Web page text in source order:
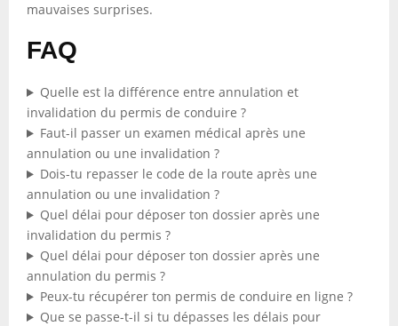
mauvaises surprises.
FAQ
Quelle est la différence entre annulation et
invalidation du permis de conduire ?
Faut-il passer un examen médical après une
annulation ou une invalidation ?
Dois-tu repasser le code de la route après une
annulation ou une invalidation ?
Quel délai pour déposer ton dossier après une
invalidation du permis ?
Quel délai pour déposer ton dossier après une
annulation du permis ?
Peux-tu récupérer ton permis de conduire en ligne ?
Que se passe-t-il si tu dépasses les délais pour